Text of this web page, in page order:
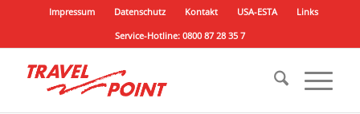
Impressum Datenschutz Kontakt USA-ESTA
Links
Service-Hotline: 0800 87 28 35 7